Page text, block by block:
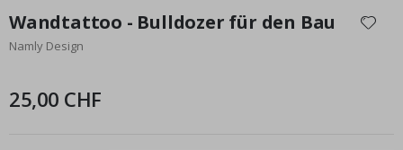
der
Bildgalerie
Wandtattoo - Bulldozer für den Bau
Namly Design
25,00 CHF